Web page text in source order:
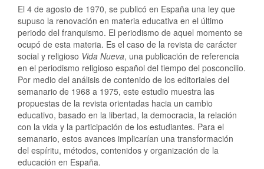
El 4 de agosto de 1970, se publicó en España una ley que
supuso la renovación en materia educativa en el último
periodo del franquismo. El periodismo de aquel momento se
ocupó de esta materia. Es el caso de la revista de carácter
social y religioso Vida Nueva, una publicación de referencia
en el periodismo religioso español del tiempo del posconcilio.
Por medio del análisis de contenido de los editoriales del
semanario de 1968 a 1975, este estudio muestra las
propuestas de la revista orientadas hacia un cambio
educativo, basado en la libertad, la democracia, la relación
con la vida y la participación de los estudiantes. Para el
semanario, estos avances implicarían una transformación
del espíritu, métodos, contenidos y organización de la
educación en España.